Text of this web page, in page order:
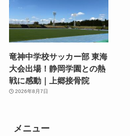
竜神中学校サッカー部 東海
大会出場！静岡学園との熱
戦に感動｜上郷接骨院
2026年8月7日
メニュー